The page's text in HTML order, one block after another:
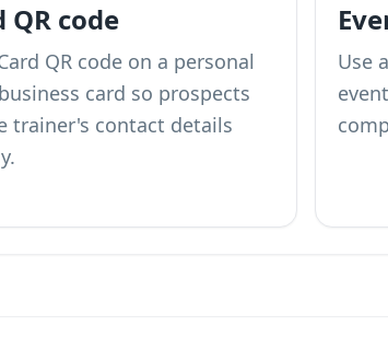
QR code
QR code on a personal
card so prospects
trainer's contact details
Use